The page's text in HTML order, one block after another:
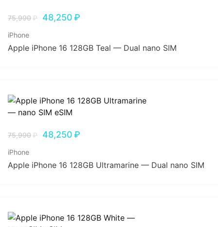
75,990₽ 48,250₽
iPhone
Apple iPhone 16 128GB Teal — Dual nano SIM
75,990₽ 48,250₽
iPhone
Apple iPhone 16 128GB Ultramarine — Dual nano SIM